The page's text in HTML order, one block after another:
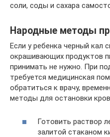
соли, соды и сахара
Народные методы
Если у ребенка черный кал
окрашивающих продуктов
принимать не нужно. При
требуется медицинская
обратиться к врачу,
методы для остановки
Готовить раствор
залитой стаканом